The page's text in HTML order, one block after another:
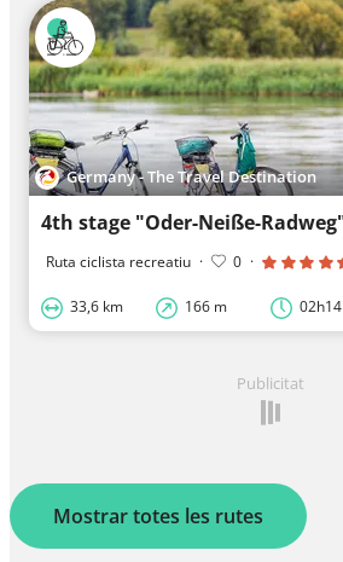
Germany - The Travel Destination
Ruta ciclista recreatiu · 0 ·
33,6 km 166 m 02h14
Publicitat
Mostrar totes les rutes